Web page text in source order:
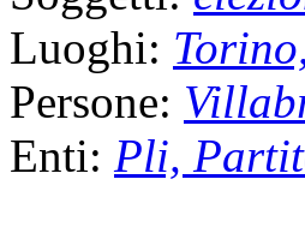
Luoghi:
Persone:
Enti: Pli,